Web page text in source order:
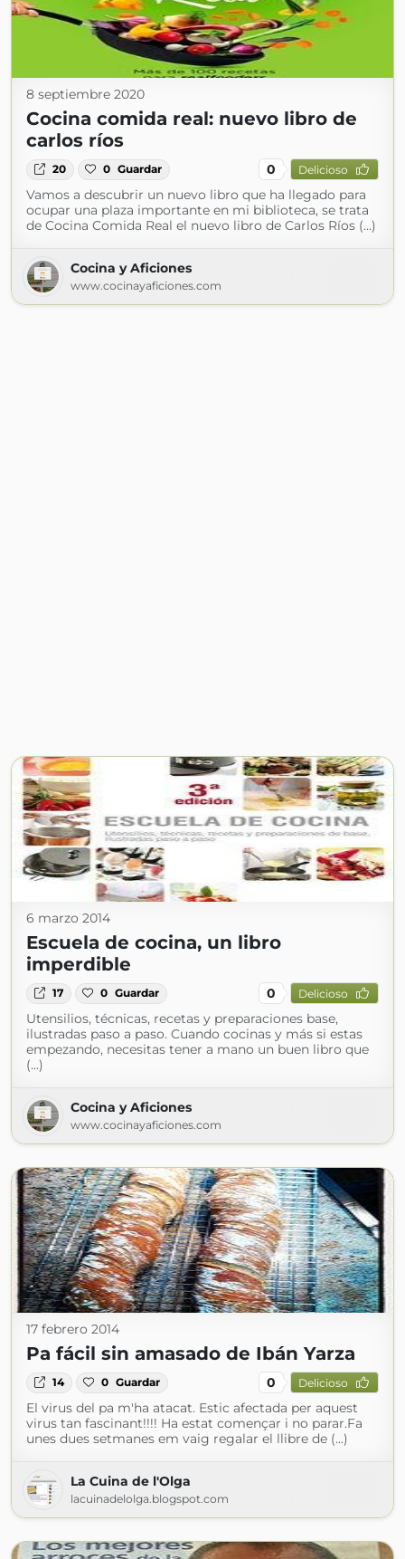
8 septiembre 2020
Cocina comida real: nuevo libro de
carlos ríos
20 0 Guardar 0 Delicioso
Vamos a descubrir un nuevo libro que ha llegado para
ocupar una plaza importante en mi biblioteca, se trata
de Cocina Comida Real el nuevo libro de Carlos Ríos (...)
Cocina y Aficiones
www.cocinayaficiones.com
6 marzo 2014
Escuela de cocina, un libro
imperdible
17 0 Guardar 0 Delicioso
Utensilios, técnicas, recetas y preparaciones base,
ilustradas paso a paso. Cuando cocinas y más si estas
empezando, necesitas tener a mano un buen libro que
(...)
Cocina y Aficiones
www.cocinayaficiones.com
17 febrero 2014
Pa fácil sin amasado de Ibán Yarza
14 0 Guardar 0 Delicioso
El virus del pa m'ha atacat. Estic afectada per aquest
virus tan fascinant!!!! Ha estat començar i no parar.Fa
unes dues setmanes em vaig regalar el llibre de (...)
La Cuina de l'Olga
lacuinadelolga.blogspot.com